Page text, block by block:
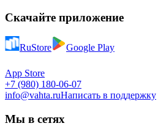
Скачайте приложение
RuStore Google Play
App Store
+7 (980) 180-06-07
info@vahta.ruНаписать в поддержку
Мы в сетях